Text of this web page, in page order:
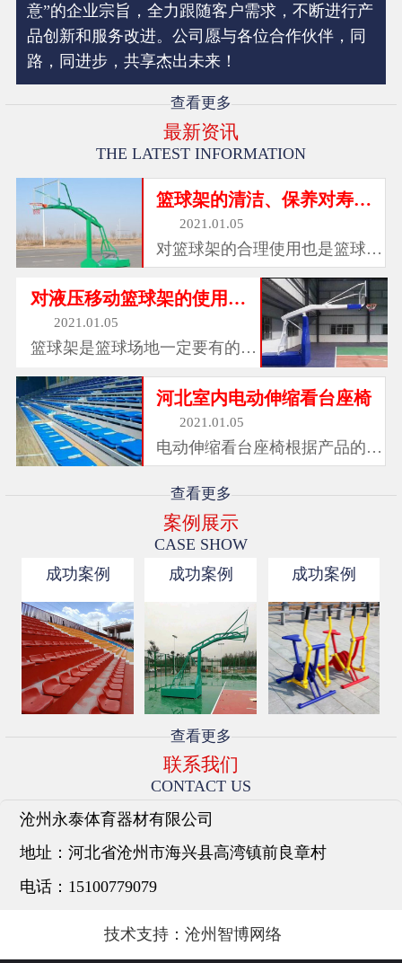
意”的企业宗旨，全力跟随客户需求，不断进行产
品创新和服务改进。公司愿与各位合作伙伴，同
路，同进步，共享杰出未来！
查看更多
最新资讯
THE LATEST INFORMATION
篮球架的清洁、保养对寿命也有很大影响
2021.01.05
对篮球架的合理使用也是篮球架
保养维护工作中的一部分，其中
篮板是球架当中较脆弱的局部，
使用的过程中是很容易被击穿
的，需禁止使用砖头等物击打篮
板。篮板在正常使用的情况...
对液压移动篮球架的使用您都了解吗
2021.01.05
篮球架是篮球场地一定要有的设
在篮球场两端的中央。目前 篮
球架 使用的有液压式、移动
式、固定式、吊式、海燕式、炮
式等等。不管使用哪种形式的篮
河北室内电动伸缩看台座椅
2021.01.05
电动伸缩看台座椅根据产品的型
号和材料不同，大致分为以下几
类：注塑座椅 可在此基础上简
单、快速安装；固定件坚固耐
用。 可以搭配注塑看台椅椅，
安装简易方便。伸缩看台与你...
查看更多
案例展示
CASE SHOW
成功案例
成功案例 成功案例
查看更多
联系我们
CONTACT US
沧州永泰体育器材有限公司
地址：河北省沧州市海兴县高湾镇前良章村
电话： 15100779079
技术支持： 沧州智博网络